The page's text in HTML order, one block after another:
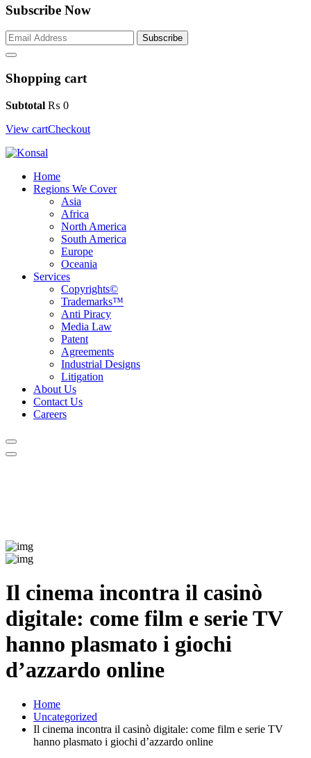
Subscribe Now
Subscribe
Shopping cart
Subtotal ₨ 0
View cartCheckout
Home
Regions We Cover
Asia
Africa
North America
South America
Europe
Oceania
Services
Copyrights©
Trademarks™
Anti Piracy
Media Law
Patent
Agreements
Industrial Designs
Litigation
About Us
Contact Us
Careers
Il cinema incontra il casinò
digitale: come film e serie TV
hanno plasmato i giochi
d’azzardo online
Home
Uncategorized
Il cinema incontra il casinò digitale: come film e serie TV
hanno plasmato i giochi d’azzardo online